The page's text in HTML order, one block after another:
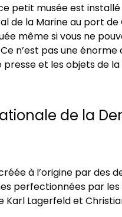
petit musée est
de la Marine au port
même si vous ne
n’est pas une
et les objets de la
de la
à l’origine par des
perfectionnées par les
Lagerfeld et